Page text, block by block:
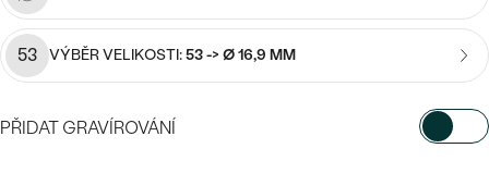
PODLE TVARU KAMENE
NA MÍRU
DIAMANTY
Personalizované
přívěsky
Nejprodávanější
prsteny
53 VÝBĚR VELIKOSTI:53 -> Ø 16,9 MM
PŘIDAT GRAVÍROVÁNÍ